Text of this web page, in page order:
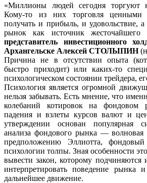
«Миллионы людей сегодня торгуют
Кому-то из них торговля ценными
получать и прибыль, и удовольствие,
рынок как источник жесточайшего
представитель инвестиционного
Архангельске Алексей СТОЛЫПИН
Причина не в отсутствии опыта
быстро приходит) или каких-то
психологическом состоянии трейдера,
Психология является огромной
нельзя забывать. Есть мнение, что
колебаний котировок на фондовом
падения и взлеты курсов валют и
утверждении основан популярная
анализа фондового рынка — волновая
предположению Эллиотта,
психологии толпы. Зная особенности
вывести закон, которому подчиняются
интерпретировать поведение рынка
дальнейшее движение.